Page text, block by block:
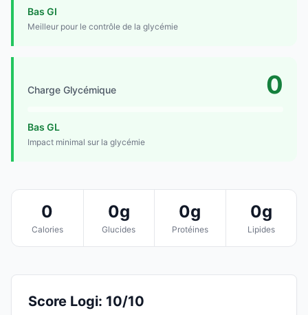
Bas GI
Meilleur pour le contrôle de la glycémie
Charge Glycémique 0
Bas GL
Impact minimal sur la glycémie
0
Calories
0g
Glucides
0g
Protéines
0g
Lipides
Score Logi: 10/10